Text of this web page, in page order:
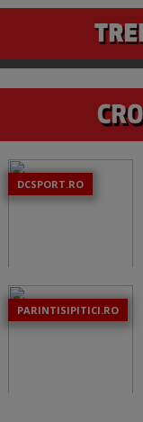
DCSPORT.RO
PARINTISIPITICI.RO